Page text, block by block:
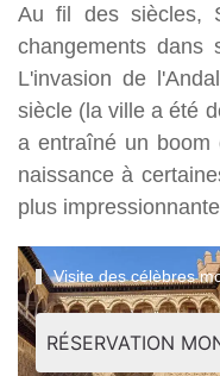
Au fil des siècles,
changements dans
L'invasion de
siècle (la ville a été
a entraîné un boom
naissance à
plus
Visite des célèbres
RÉSERVATION